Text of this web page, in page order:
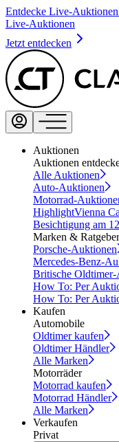
Entdecke Live-Auktionen
Live-Auktionen
Jetzt entdecken
Auktionen
Auktionen
Alle Auktionen
Auto-Auktionen
Motorrad-
HighlightVienna
Besichtigung am
Marken & Ratgeber
Porsche-Auktionen
Mercedes-Benz-
Britische
How To: Per
How To: Per
Kaufen
Automobile
Oldtimer kaufen
Oldtimer Händler
Alle Marken
Motorräder
Motorrad kaufen
Motorrad Händler
Alle Marken
Verkaufen
Privat